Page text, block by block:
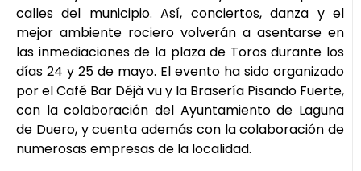
calles del municipio. Así, conciertos, danza y el
mejor ambiente rociero volverán a asentarse en
las inmediaciones de la plaza de Toros durante los
días 24 y 25 de mayo. El evento ha sido organizado
por el Café Bar Déjà vu y la Brasería Pisando Fuerte,
con la colaboración del Ayuntamiento de Laguna
de Duero, y cuenta además con la colaboración de
numerosas empresas de la localidad.